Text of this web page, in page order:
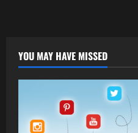
YOU MAY HAVE MISSED